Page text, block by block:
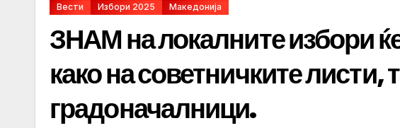
Вести Избори 2025 Македонија
ЗНАМ на локалните избори
како на советничките листи,
градоначалници.